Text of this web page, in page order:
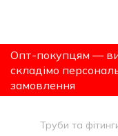
Опт-покупцям —
складімо
замовлення
Труби та